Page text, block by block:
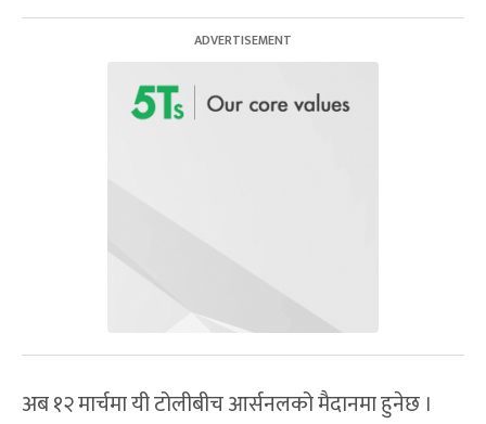
अब १२ मार्चमा यी टोलीबीच आर्सनलको मैदानमा हुनेछ ।